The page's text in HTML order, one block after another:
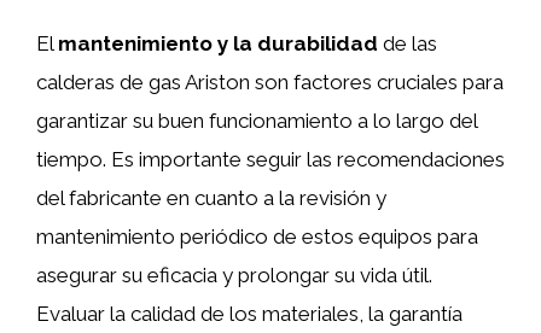
El mantenimiento y la durabilidad de las
calderas de gas Ariston son factores cruciales para
garantizar su buen funcionamiento a lo largo del
tiempo. Es importante seguir las recomendaciones
del fabricante en cuanto a la revisión y
mantenimiento periódico de estos equipos para
asegurar su eficacia y prolongar su vida útil.
Evaluar la calidad de los materiales, la garantía